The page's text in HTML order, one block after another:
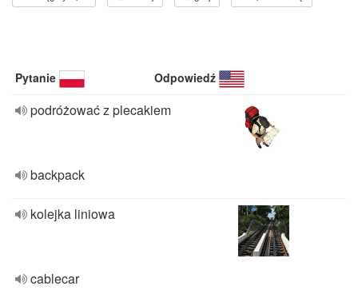
Pytanie Odpowiedź
podróżować z plecakiem
backpack
kolejka liniowa
cablecar